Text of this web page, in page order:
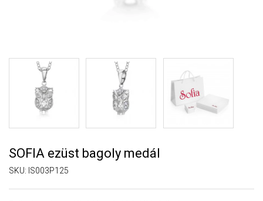
SOFIA ezüst bagoly medál
SKU: IS003P125